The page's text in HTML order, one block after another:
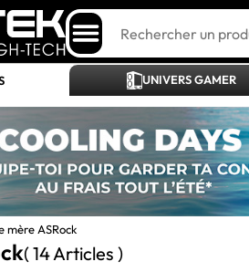
UNIVERS GAMER
mère ASRock
( 14 Articles )